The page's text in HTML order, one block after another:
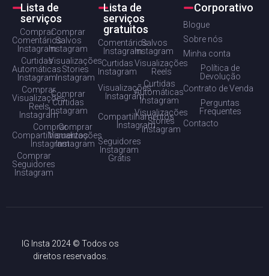
Lista de
serviços
Comprar
Comentários
Instagram
Comprar
Salvos
Instagram
Curtidas
Automáticas
Instagram
Visualizações
Stories
Instagram
Comprar
Visualizações
Reels
Instagram
Comprar
Curtidas
Instagram
Comprar
Compartilhamentos
Instagram
Comprar
Visualizações
Instagram
Comprar
Seguidores
Instagram
Lista de
serviços
gratuitos
Comentários
Instagram
Salvos
Instagram
Curtidas
Instagram
Visualizações
Reels
Visualizações
Instagram
Curtidas
Automáticas
Instagram
Compartilhamentos
Instagram
Visualizações
Stories
Instagram
Seguidores
Instagram
Grátis
Corporativo
Blogue
Sobre nós
Minha conta
Política de
Devolução
Contrato de Venda
Perguntas
Frequentes
Contacto
IG Insta 2024 © Todos os
direitos reservados.